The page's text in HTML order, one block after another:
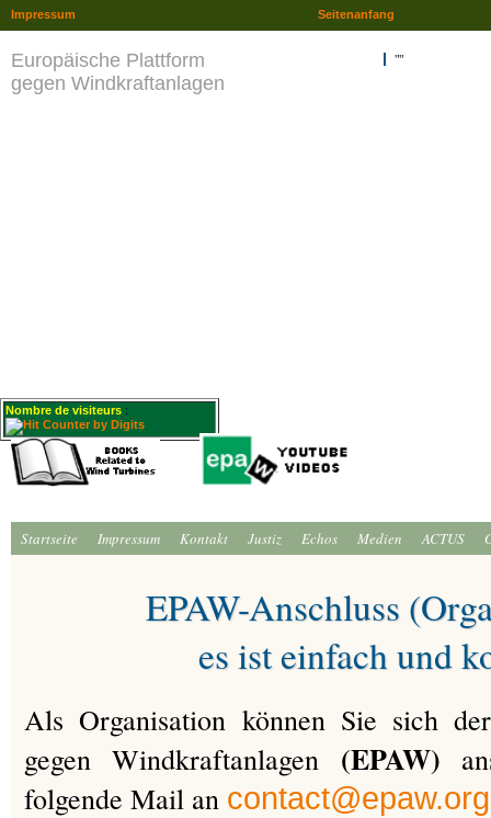
Europäische Plattform
gegen Windkraftanlagen
""
Nombre de visiteurs :
Startseite Impressum Kontakt Justiz Echos Medien ACTUS
EPAW-Anschluss
es ist einfach und
Als Organisation können Sie sich
gegen Windkraftanlagen (EPAW)
folgende Mail an contact@epaw.org
Seitenanfang
Impressum